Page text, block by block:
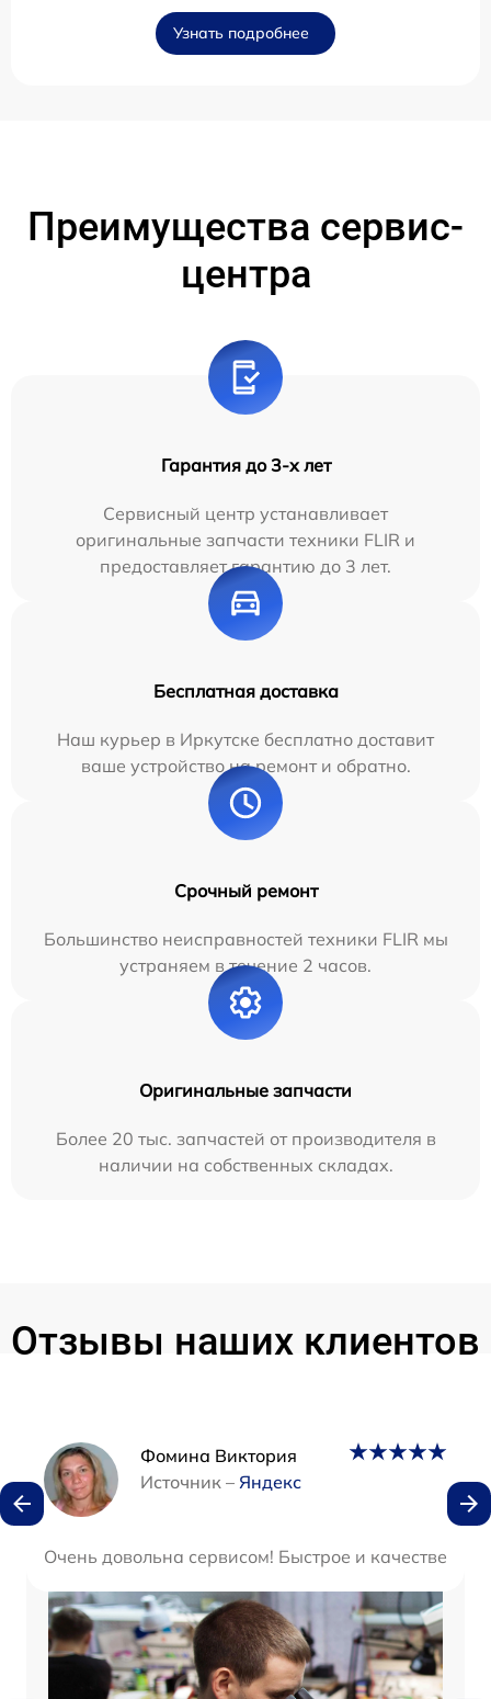
Узнать подробнее
Преимущества сервис-
центра
Гарантия до 3-х лет
Сервисный центр устанавливает
оригинальные запчасти техники FLIR и
предоставляет гарантию до 3 лет.
Бесплатная доставка
Наш курьер в Иркутске бесплатно доставит
ваше устройство на ремонт и обратно.
Срочный ремонт
Большинство неисправностей техники FLIR мы
устраняем в течение 2 часов.
Оригинальные запчасти
Более 20 тыс. запчастей от производителя в
наличии на собственных складах.
Отзывы наших клиентов
Фомина Виктория
Источник – Яндекс
Очень довольна сервисом! Быстрое и
Наши мастера